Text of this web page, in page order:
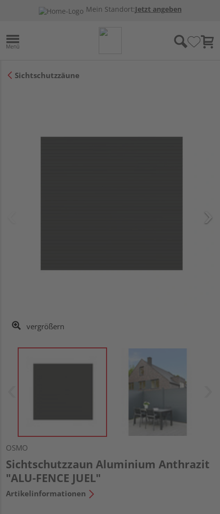
Mein Standort:Jetzt angeben
Sichtschutzzäune
vergrößern
OSMO
Sichtschutzzaun Aluminium Anthrazit
"ALU-FENCE JUEL"
Artikelinformationen